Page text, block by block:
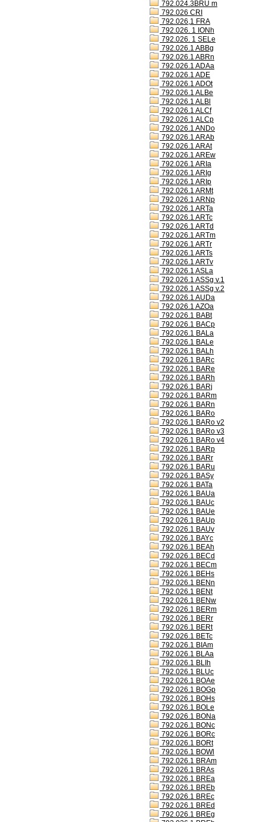
792.024.3BRU m
792.026 CRI
792.026,1 FRA
792.026. 1 IONh
792.026. 1 SELe
792.026.1 ABBg
792.026.1 ABRn
792.026.1 ADAa
792.026.1 ADE
792.026.1 ADOt
792.026.1 ALBe
792.026.1 ALBl
792.026.1 ALCf
792.026.1 ALCp
792.026.1 ANDo
792.026.1 ARAb
792.026.1 ARAt
792.026.1 AREw
792.026.1 ARIa
792.026.1 ARIg
792.026.1 ARIp
792.026.1 ARMt
792.026.1 ARNp
792.026.1 ARTa
792.026.1 ARTc
792.026.1 ARTd
792.026.1 ARTm
792.026.1 ARTr
792.026.1 ARTs
792.026.1 ARTv
792.026.1 ASLa
792.026.1 ASSg v.1
792.026.1 ASSg v.2
792.026.1 AUDa
792.026.1 AZOa
792.026.1 BABt
792.026.1 BACp
792.026.1 BALa
792.026.1 BALe
792.026.1 BALh
792.026.1 BARc
792.026.1 BARe
792.026.1 BARh
792.026.1 BARj
792.026.1 BARm
792.026.1 BARn
792.026.1 BARo
792.026.1 BARo v2
792.026.1 BARo v3
792.026.1 BARo v4
792.026.1 BARp
792.026.1 BARr
792.026.1 BARu
792.026.1 BASy
792.026.1 BATa
792.026.1 BAUa
792.026.1 BAUc
792.026.1 BAUe
792.026.1 BAUp
792.026.1 BAUv
792.026.1 BAYc
792.026.1 BEAh
792.026.1 BECd
792.026.1 BECm
792.026.1 BEHs
792.026.1 BENn
792.026.1 BENt
792.026.1 BENw
792.026.1 BERm
792.026.1 BERr
792.026.1 BERt
792.026.1 BETc
792.026.1 BIAm
792.026.1 BLAa
792.026.1 BLIh
792.026.1 BLUc
792.026.1 BOAe
792.026.1 BOGp
792.026.1 BOHs
792.026.1 BOLe
792.026.1 BONa
792.026.1 BONc
792.026.1 BORc
792.026.1 BORt
792.026.1 BOWl
792.026.1 BRAm
792.026.1 BRAs
792.026.1 BREa
792.026.1 BREb
792.026.1 BREc
792.026.1 BREd
792.026.1 BREg